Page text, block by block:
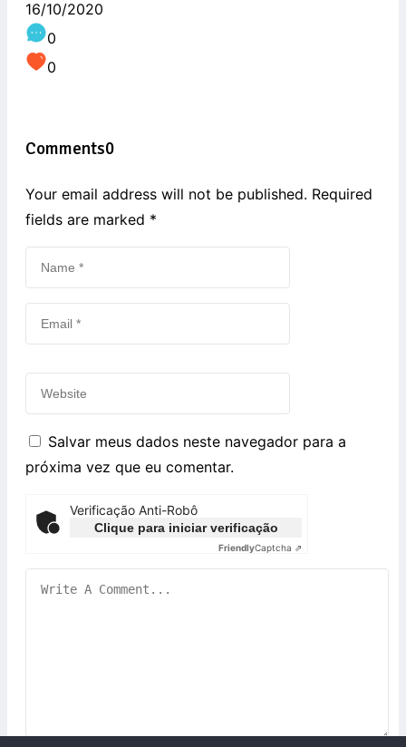
16/10/2020
0
0
Comments0
Your email address will not be published. Required
fields are marked *
Salvar meus dados neste navegador para a
próxima vez que eu comentar.
Verificação Anti-Robô
Clique para iniciar verificação
FriendlyCaptcha ⇗